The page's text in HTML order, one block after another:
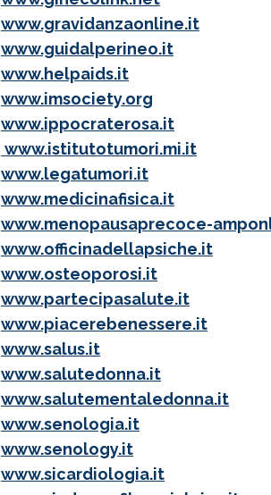
www.gravidanzaonline.it
www.guidalperineo.it
www.helpaids.it
www.imsociety.org
www.ippocraterosa.it
www.istitutotumori.mi.it
www.legatumori.it
www.medicinafisica.it
www.menopausaprecoce-
www.officinadellapsiche.it
www.osteoporosi.it
www.partecipasalute.it
www.piacerebenessere.it
www.salus.it
www.salutedonna.it
www.salutementaledonna.it
www.senologia.it
www.senology.it
www.sicardiologia.it